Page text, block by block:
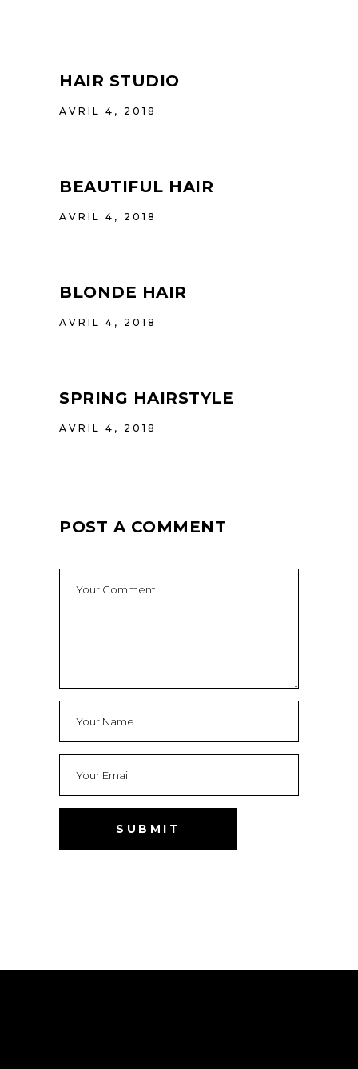
HAIR STUDIO
AVRIL 4, 2018
BEAUTIFUL HAIR
AVRIL 4, 2018
BLONDE HAIR
AVRIL 4, 2018
SPRING HAIRSTYLE
AVRIL 4, 2018
POST A COMMENT